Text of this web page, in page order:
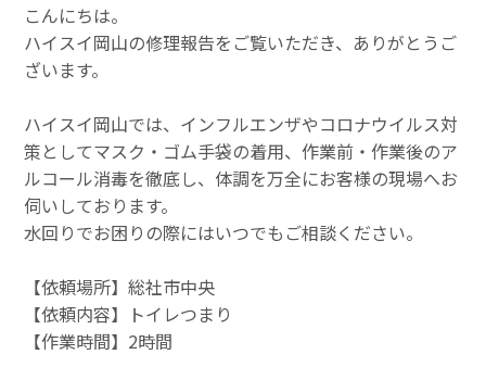
こんにちは。
ハイスイ岡山の修理報告をご覧いただき、ありがとうご
ざいます。
ハイスイ岡山では、インフルエンザやコロナウイルス対
策としてマスク・ゴム手袋の着用、作業前・作業後のア
ルコール消毒を徹底し、体調を万全にお客様の現場へお
伺いしております。
水回りでお困りの際にはいつでもご相談ください。
【依頼場所】総社市中央
【依頼内容】トイレつまり
【作業時間】2時間